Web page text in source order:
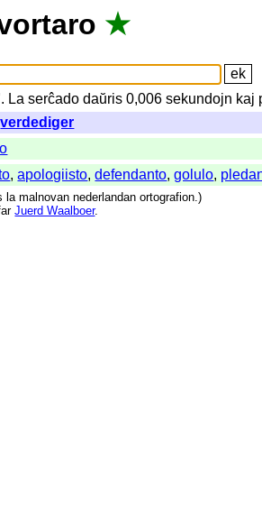
★
La serĉado daŭris 0,006sekundojn kaj
verdediger
,apologiisto,defendanto,golulo,
la malnovan nederlandan ortografion.)
Juerd Waalboer.